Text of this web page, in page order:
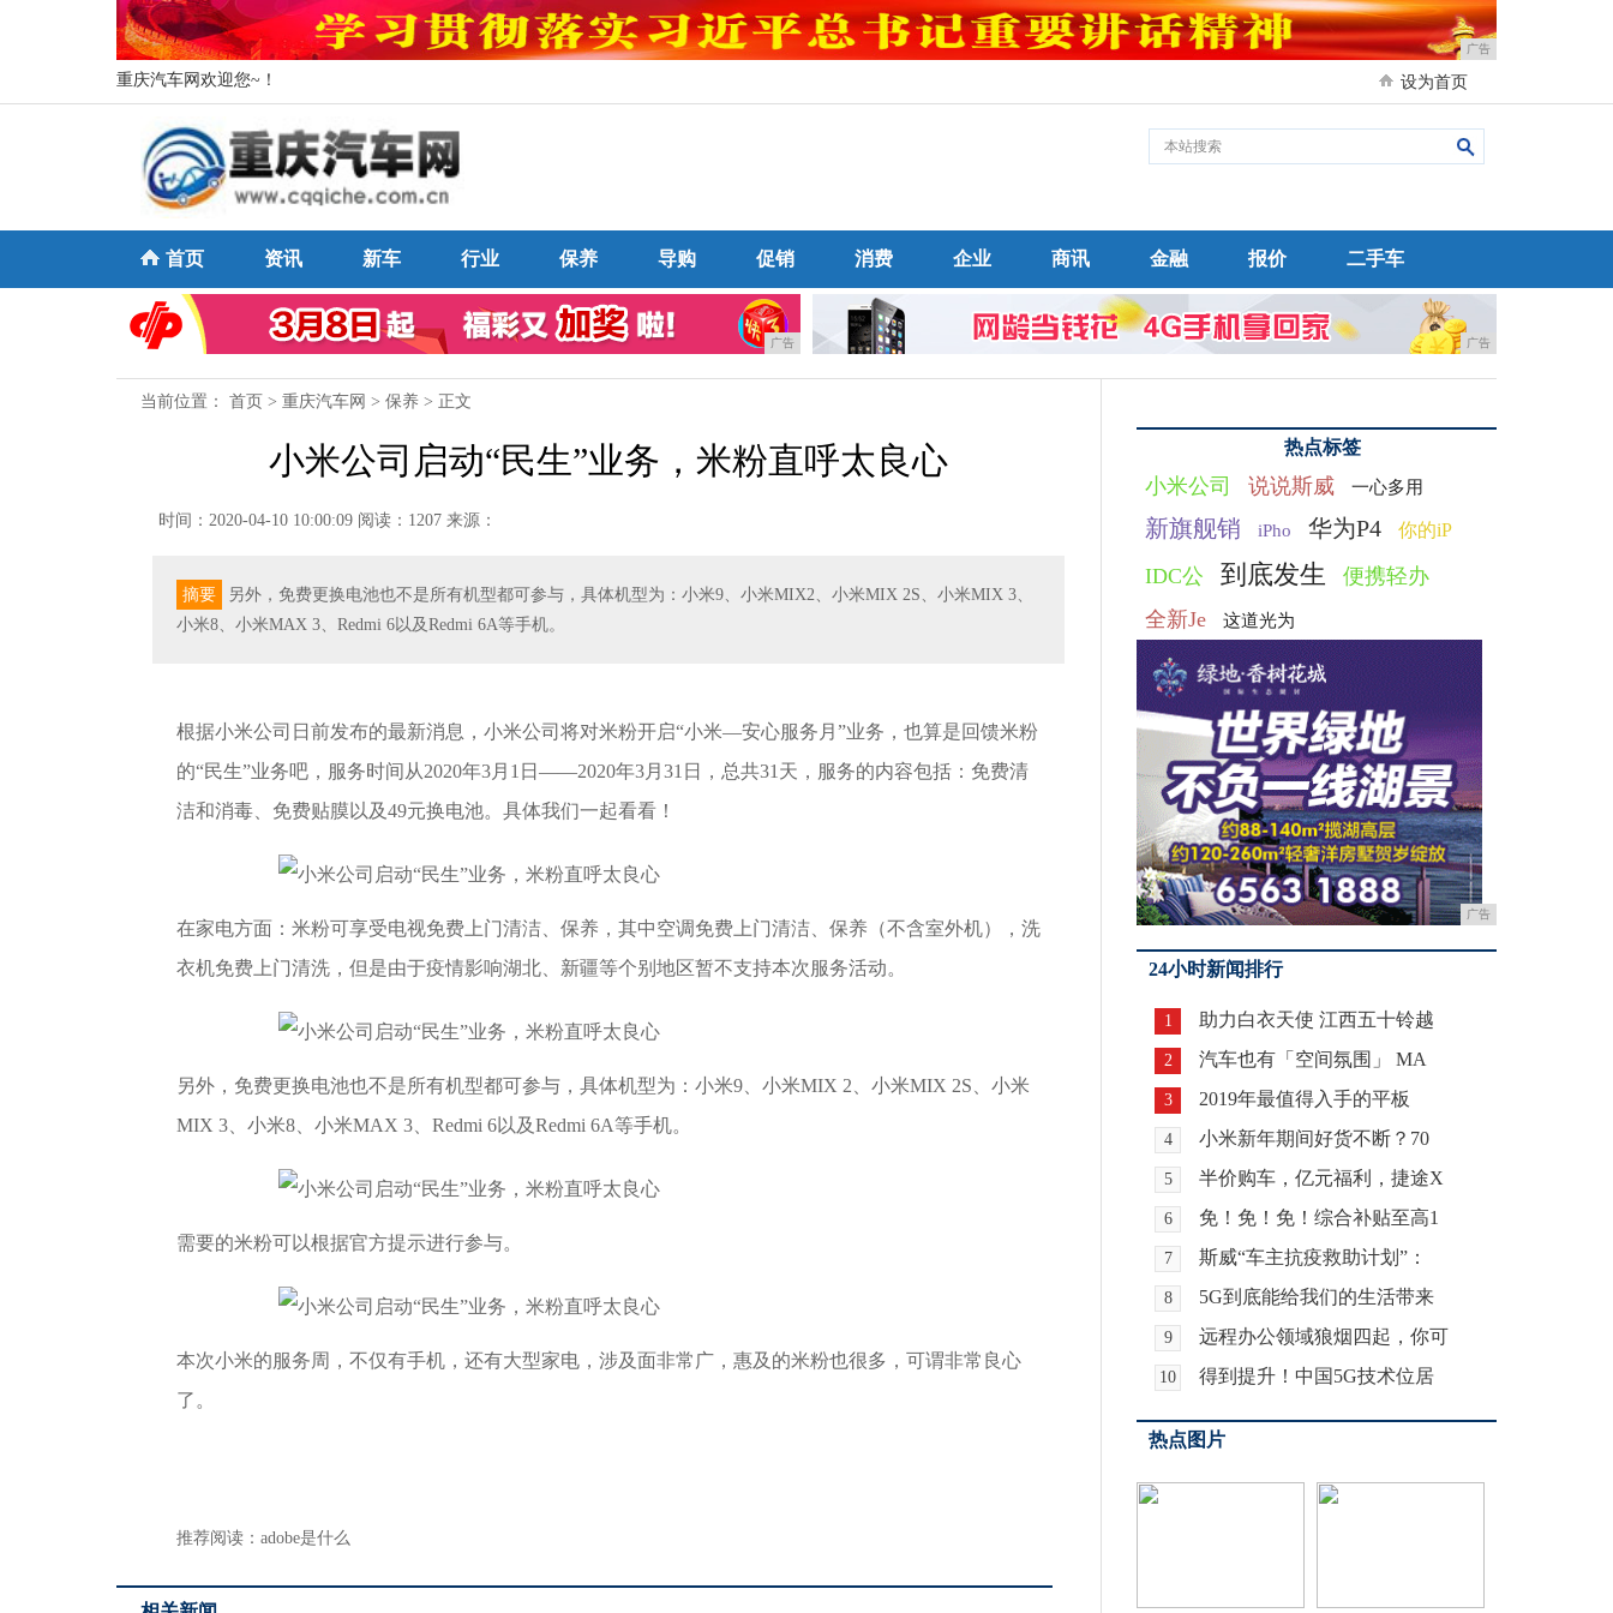
广告
重庆汽车网欢迎您~！ 设为首页
首页 资讯 新车 行业 保养 导购 促销 消费 企业 商讯 金融 报价 二手车
广告 广告
当前位置： 首页 > 重庆汽车网 > 保养 > 正文
小米公司启动“民生”业务，米粉直呼太良心
时间：2020-04-10 10:00:09 阅读：1207 来源：
摘要
另外，免费更换电池也不是所有机型都可参与，具体机型为：小米9、小米MIX2、小米MIX 2S、小米MIX 3、
小米8、小米MAX 3、Redmi 6以及Redmi 6A等手机。
根据小米公司日前发布的最新消息，小米公司将对米粉开启“小米—安心服务月”业务，也算是回馈米粉
的“民生”业务吧，服务时间从2020年3月1日——2020年3月31日，总共31天，服务的内容包括：免费清
洁和消毒、免费贴膜以及49元换电池。具体我们一起看看！
在家电方面：米粉可享受电视免费上门清洁、保养，其中空调免费上门清洁、保养（不含室外机），洗
衣机免费上门清洗，但是由于疫情影响湖北、新疆等个别地区暂不支持本次服务活动。
另外，免费更换电池也不是所有机型都可参与，具体机型为：小米9、小米MIX 2、小米MIX 2S、小米
MIX 3、小米8、小米MAX 3、Redmi 6以及Redmi 6A等手机。
需要的米粉可以根据官方提示进行参与。
本次小米的服务周，不仅有手机，还有大型家电，涉及面非常广，惠及的米粉也很多，可谓非常良心
了。
推荐阅读： adobe是什么
热点标签
小米公司 说说斯威 一心多用
新旗舰销 iPho 华为P4 你的iP
IDC公 到底发生
便携轻办
全新Je
这道光为
广告
24小时新闻排行
1 助力白衣天使 江西五十铃越
2 汽车也有「空间氛围」 MA
3 2019年最值得入手的平板
4 小米新年期间好货不断？70
5 半价购车，亿元福利，捷途X
6 免！免！免！综合补贴至高1
7 斯威“车主抗疫救助计划”：
8 5G到底能给我们的生活带来
9 远程办公领域狼烟四起，你可
10 得到提升！中国5G技术位居
热点图片